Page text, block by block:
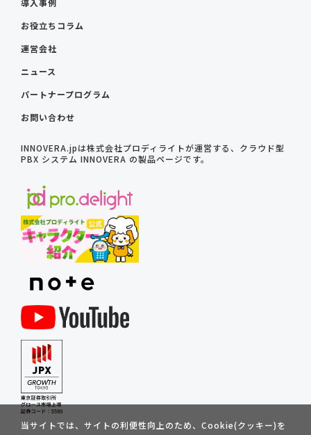
導入事例
お役立ちコラム
運営会社
ニュース
パートナープログラム
お問い合わせ
INNOVERA.jpは株式会社プロディライトが運営する、クラウド型
PBX システム INNOVERA の製品ページです。
当サイトでは、サイトの利便性向上のため、Cookie(クッキー)を